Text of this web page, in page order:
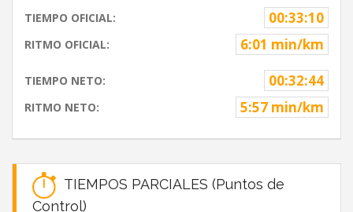
TIEMPO OFICIAL: 00:33:10
RITMO OFICIAL: 6:01 min/km
TIEMPO NETO: 00:32:44
RITMO NETO: 5:57 min/km
TIEMPOS PARCIALES (Puntos de
Control)